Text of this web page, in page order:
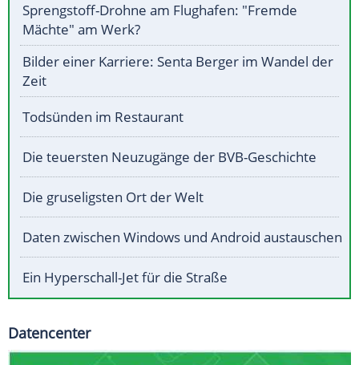
Sprengstoff-Drohne am Flughafen: "Fremde
Mächte" am Werk?
Bilder einer Karriere: Senta Berger im Wandel der
Zeit
Todsünden im Restaurant
Die teuersten Neuzugänge der BVB-Geschichte
Die gruseligsten Ort der Welt
Daten zwischen Windows und Android austauschen
Ein Hyperschall-Jet für die Straße
Datencenter